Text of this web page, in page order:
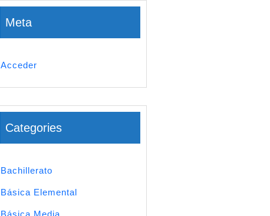
Meta
Acceder
Categories
Bachillerato
Básica Elemental
Básica Media